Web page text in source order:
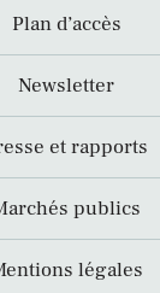
Plan d’accès
Newsletter
et rapports
publics
légales